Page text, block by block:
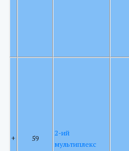
+ 59
2-ий
мультиплекс